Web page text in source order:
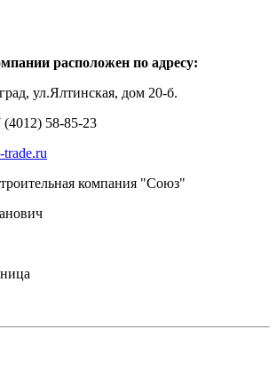
расположен по адресу:
ул.Ялтинская, дом 20-б.
58-85-23
компания "Союз"